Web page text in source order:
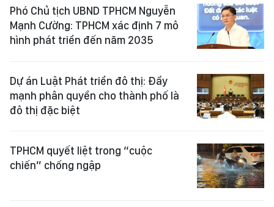
Phó Chủ tịch UBND TPHCM Nguyễn
Mạnh Cường: TPHCM xác định 7 mô
hình phát triển đến năm 2035
Dự án Luật Phát triển đô thị: Đẩy
mạnh phân quyền cho thành phố là
đô thị đặc biệt
TPHCM quyết liệt trong “cuộc
chiến” chống ngập